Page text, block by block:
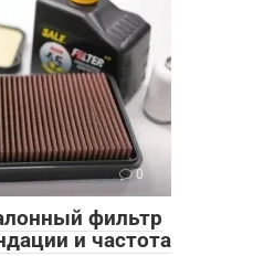
0
фильтр
и частота